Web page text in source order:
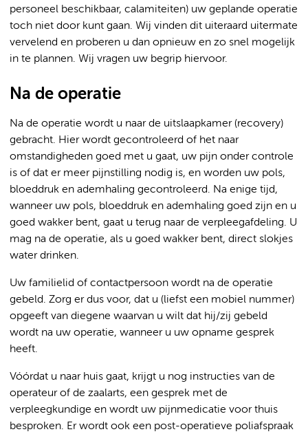
personeel beschikbaar, calamiteiten) uw geplande operatie
toch niet door kunt gaan. Wij vinden dit uiteraard uitermate
vervelend en proberen u dan opnieuw en zo snel mogelijk
in te plannen. Wij vragen uw begrip hiervoor.
Na de operatie
Na de operatie wordt u naar de uitslaapkamer (recovery)
gebracht. Hier wordt gecontroleerd of het naar
omstandigheden goed met u gaat, uw pijn onder controle
is of dat er meer pijnstilling nodig is, en worden uw pols,
bloeddruk en ademhaling gecontroleerd. Na enige tijd,
wanneer uw pols, bloeddruk en ademhaling goed zijn en u
goed wakker bent, gaat u terug naar de verpleegafdeling. U
mag na de operatie, als u goed wakker bent, direct slokjes
water drinken.
Uw familielid of contactpersoon wordt na de operatie
gebeld. Zorg er dus voor, dat u (liefst een mobiel nummer)
opgeeft van diegene waarvan u wilt dat hij/zij gebeld
wordt na uw operatie, wanneer u uw opname gesprek
heeft.
Vóórdat u naar huis gaat, krijgt u nog instructies van de
operateur of de zaalarts, een gesprek met de
verpleegkundige en wordt uw pijnmedicatie voor thuis
besproken. Er wordt ook een post-operatieve poliafspraak